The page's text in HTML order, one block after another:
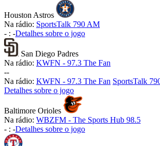
Houston Astros
Na rádio: SportsTalk 790 AM
- : -Detalhes sobre o jogo
San Diego Padres
Na rádio: KWFN - 97.3 The Fan
--
Na rádio: KWFN - 97.3 The Fan SportsTalk
Detalhes sobre o jogo
Baltimore Orioles
Na rádio: WBZFM - The Sports Hub 98.5
- : -Detalhes sobre o jogo